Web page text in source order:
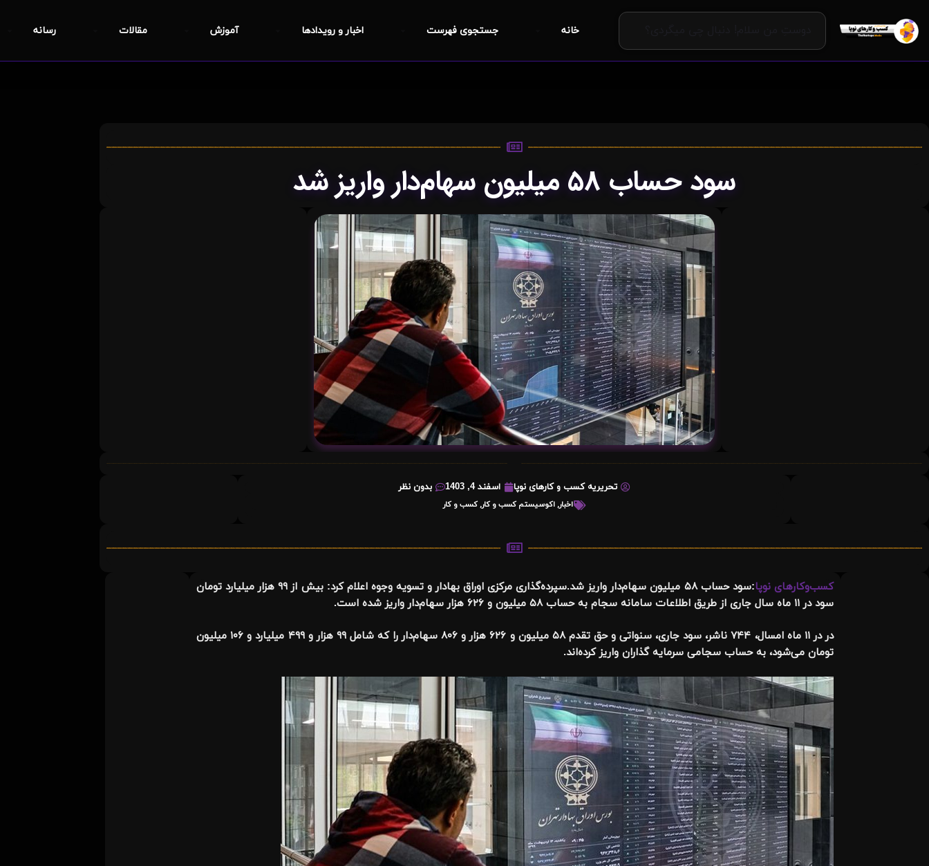
خانه جستجوی فهرست اخبار و رویدادها آموزش مقالات رسانه
سود حساب ۵۸ میلیون سهام‌دار واریز شد
تحریریه کسب و کارهای نوپا اسفند 4, 1403 بدون نظر
اخبار,اکوسیستم کسب و کار,کسب و کار
کسب‌وکارهای نوپا:
سود حساب ۵۸ میلیون سهام‌دار واریز شد.سپرده‌گذاری مرکزی اوراق بهادار و تسویه وجوه اعلام کرد: بیش از ۹۹ هزار میلیارد تومان
سود در ۱۱ ماه سال جاری از طریق اطلاعات سامانه سجام به حساب ۵۸ میلیون و ۶۲۶ هزار سهام‌دار واریز شده است.
در در ۱۱ ماه امسال، ۷۴۴ ناشر، سود جاری، سنواتی و حق تقدم ۵۸ میلیون و ۶۲۶ هزار و ۸۰۶ سهام‌دار را که شامل ۹۹ هزار و ۴۹۹ میلیارد و ۱۰۶ میلیون
تومان می‌شود، به حساب سجامی سرمایه گذاران واریز کرده‌اند.